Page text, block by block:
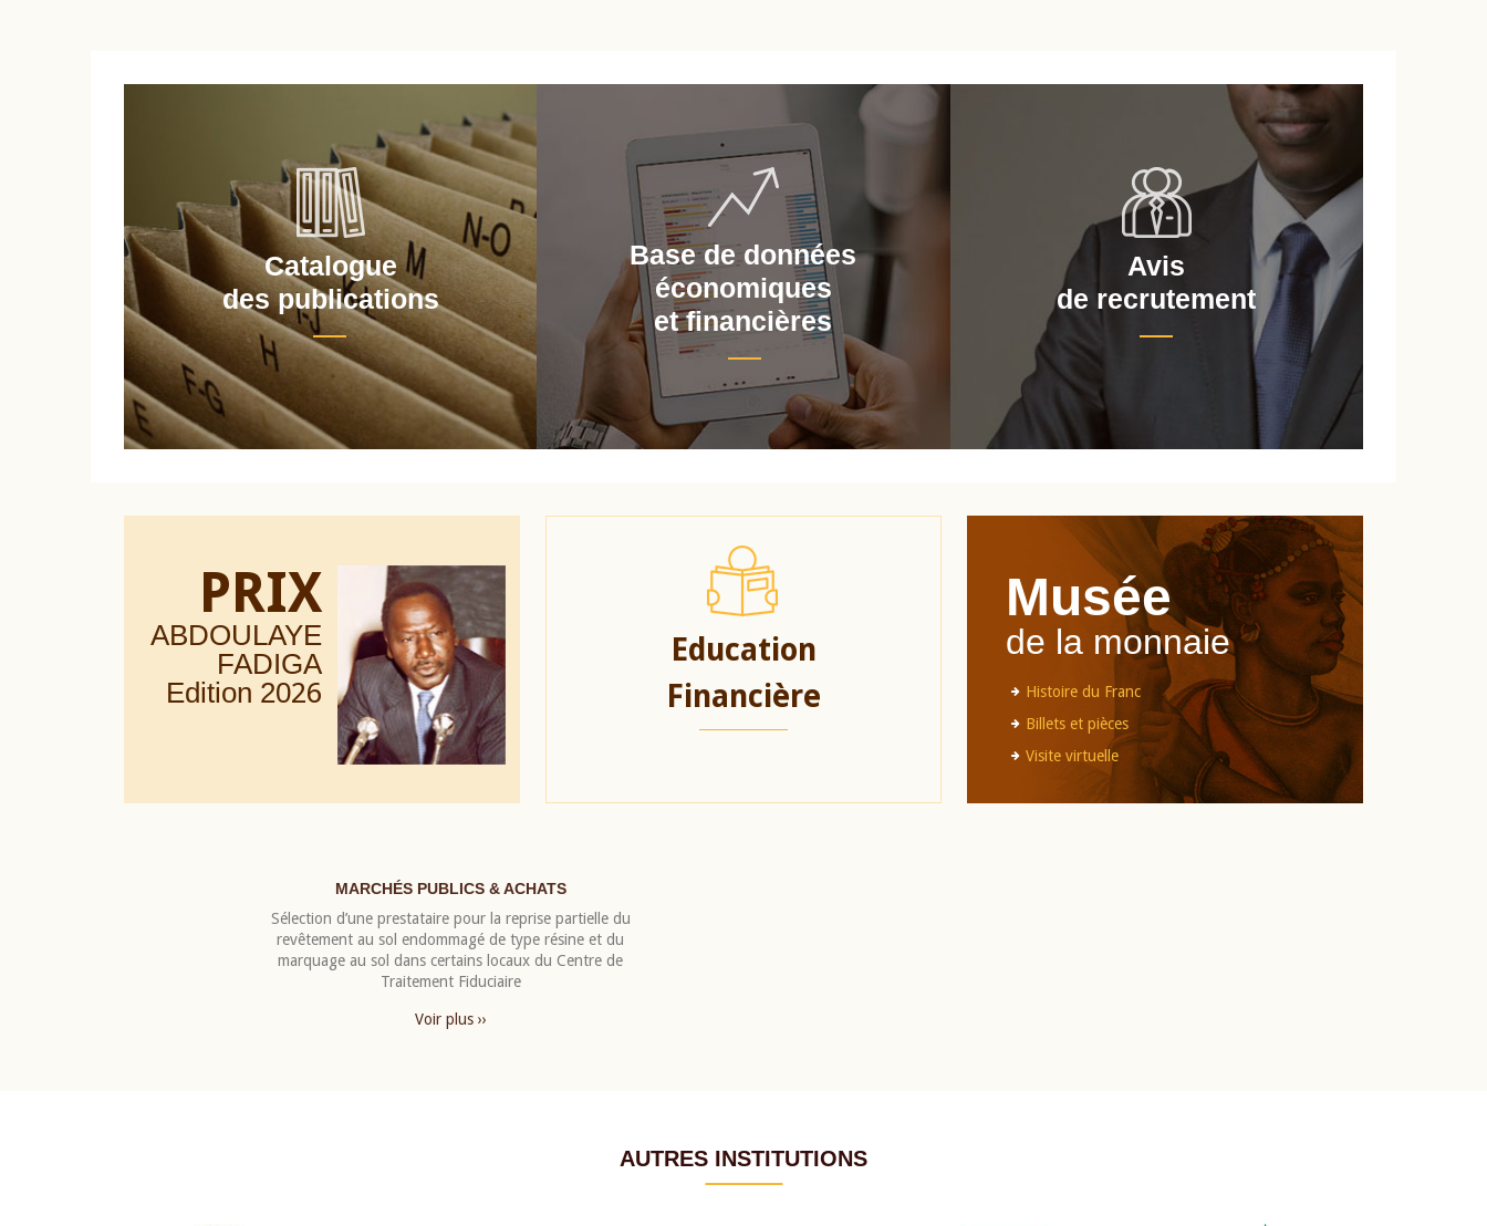
Catalogue
des publications
Base de données
économiques
et financières
Avis
de recrutement
PRIX
ABDOULAYE
FADIGA
Edition 2026
Education
Financière
Musée
de la monnaie
Histoire du Franc
Billets et pièces
Visite virtuelle
MARCHÉS PUBLICS & ACHATS
Sélection d’une prestataire pour la reprise partielle du
revêtement au sol endommagé de type résine et du
marquage au sol dans certains locaux du Centre de
Traitement Fiduciaire
Voir plus ››
AUTRES INSTITUTIONS